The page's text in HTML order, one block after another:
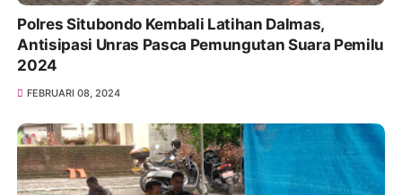
Polres Situbondo Kembali Latihan Dalmas,
Antisipasi Unras Pasca Pemungutan Suara Pemilu
2024
FEBRUARI 08, 2024